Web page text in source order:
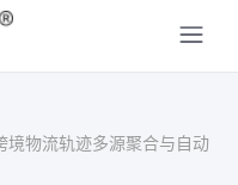
境物流轨迹多源聚合与自动